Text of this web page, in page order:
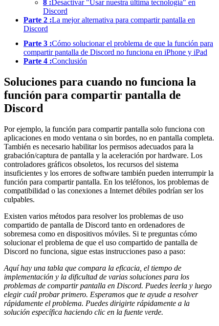
8 :Desactivar "Usar nuestra última tecnología" en
Discord
Parte 2 :La mejor alternativa para compartir pantalla en
Discord
Parte 3 :Cómo solucionar el problema de que la función para
compartir pantalla de Discord no funciona en iPhone y iPad
Parte 4 :Conclusión
Soluciones para cuando no funciona la
función para compartir pantalla de
Discord
Por ejemplo, la función para compartir pantalla solo funciona con
aplicaciones en modo ventana o sin bordes, no en pantalla completa.
También es necesario habilitar los permisos adecuados para la
grabación/captura de pantalla y la aceleración por hardware. Los
controladores gráficos obsoletos, los recursos del sistema
insuficientes y los errores de software también pueden interrumpir la
función para compartir pantalla. En los teléfonos, los problemas de
compatibilidad o las conexiones a Internet débiles podrían ser los
culpables.
Existen varios métodos para resolver los problemas de uso
compartido de pantalla de Discord tanto en ordenadores de
sobremesa como en dispositivos móviles. Si te preguntas cómo
solucionar el problema de que el uso compartido de pantalla de
Discord no funciona, sigue estas instrucciones paso a paso:
Aquí hay una tabla que compara la eficacia, el tiempo de
implementación y la dificultad de varias soluciones para los
problemas de compartir pantalla en Discord. Puedes leerla y luego
elegir cuál probar primero. Esperamos que te ayude a resolver
rápidamente el problema. Puedes dirigirte rápidamente a la
solución específica haciendo clic en la fuente verde.